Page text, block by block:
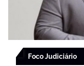
Foco Judiciário